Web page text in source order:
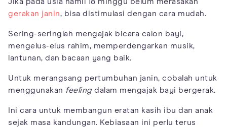
gerakan janin, bisa distimulasi dengan cara mudah.
Sering-seringlah mengajak bicara calon bayi,
mengelus-elus rahim, memperdengarkan musik,
lantunan, dan bacaan yang baik.
Untuk merangsang pertumbuhan janin, cobalah untuk
menggunakan feelingdalam mengajak bayi bergerak.
Ini cara untuk membangun eratan kasih ibu dan anak
sejak masa kandungan. Kebiasaan ini perlu terus